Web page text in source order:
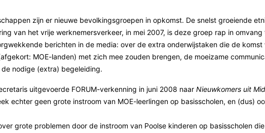
zijn er nieuwe bevolkingsgroepen in opkomst. De snelst groeiende
van het vrije werknemersverkeer, in mei 2007, is deze groep rap in omvang
berichten in de media: over de extra onderwijstaken die de komst
MOE-landen) met zich mee zouden brengen, de moeizame
nodige (extra) begeleiding.
uitgevoerde FORUM-verkenning in juni 2008 naar Nieuwkomers uit
echter geen grote instroom van MOE-leerlingen op basisscholen, en (dus)
grote problemen door de instroom van Poolse kinderen op basisscholen